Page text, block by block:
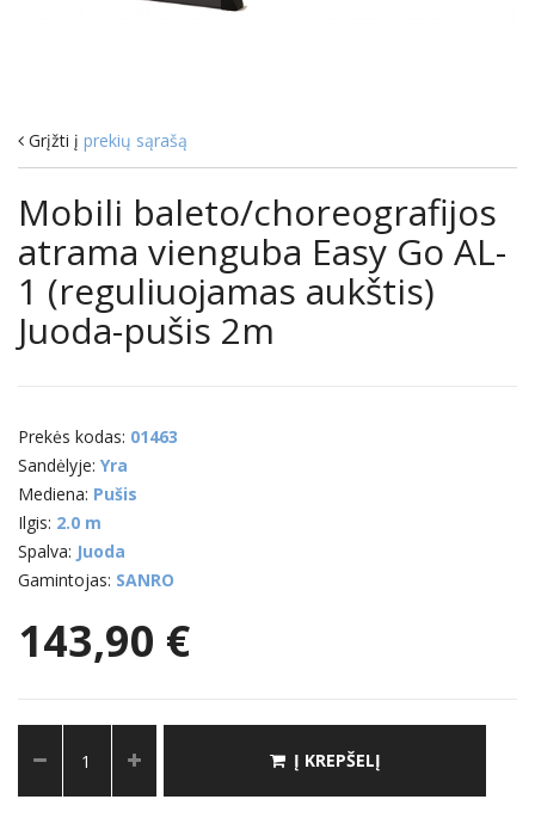
Grįžti į prekių sąrašą
Mobili baleto/choreografijos
atrama vienguba Easy Go AL-
1 (reguliuojamas aukštis)
Juoda-pušis 2m
Prekės kodas: 01463
Sandėlyje: Yra
Mediena: Pušis
Ilgis: 2.0 m
Spalva: Juoda
Gamintojas: SANRO
143,90 €
Į KREPŠELĮ